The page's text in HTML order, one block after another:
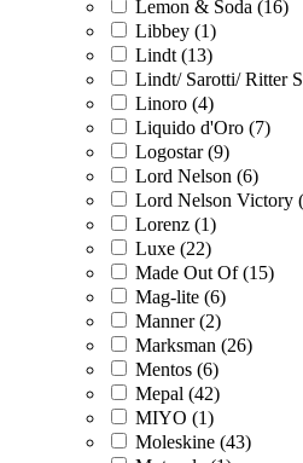
Lemon & Soda (16)
Libbey (1)
Lindt (13)
Lindt/ Sarotti/ Ritter
Linoro (4)
Liquido d'Oro (7)
Logostar (9)
Lord Nelson (6)
Lord Nelson Victory
Lorenz (1)
Luxe (22)
Made Out Of (15)
Mag-lite (6)
Manner (2)
Marksman (26)
Mentos (6)
Mepal (42)
MIYO (1)
Moleskine (43)